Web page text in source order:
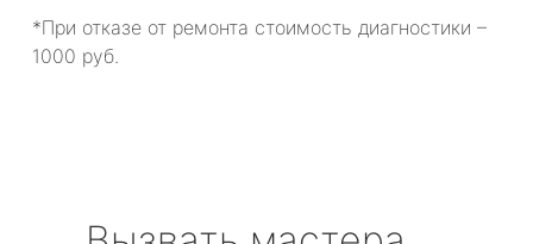
*При отказе от ремонта стоимость диагностики –
1000 руб.